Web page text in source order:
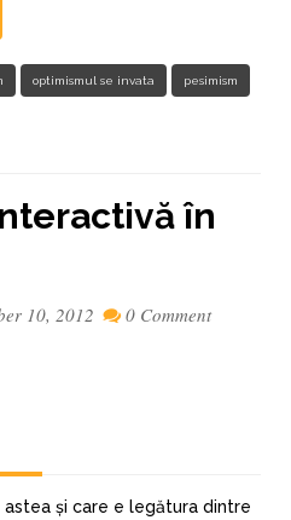
optimismul se invata pesimism
în
10, 2012 0 Comment
și care e legătura dintre